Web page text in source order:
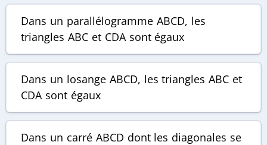
Dans un parallélogramme ABCD, les
triangles ABC et CDA sont égaux
Dans un losange ABCD, les trianglesABC et
CDA sont égaux
Dans un carré ABCD dont les diagonales se